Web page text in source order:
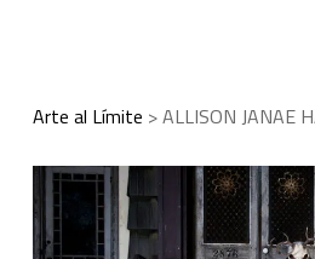
Arte al Límite >ALLISON JANAE